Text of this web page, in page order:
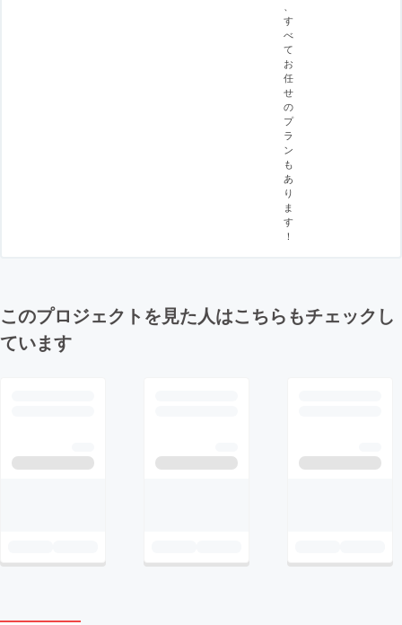
す
べ
て
お
任
せ
の
プ
ラ
ン
も
あ
り
ま
す
！
このプロジェクトを見た人はこちらもチェックし
ています